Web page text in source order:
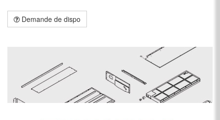
Demande de dispo